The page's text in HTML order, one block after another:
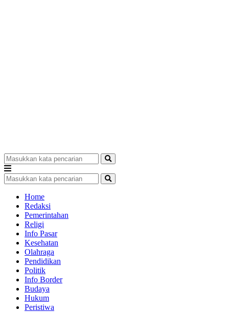
Home
Redaksi
Pemerintahan
Religi
Info Pasar
Kesehatan
Olahraga
Pendidikan
Politik
Info Border
Budaya
Hukum
Peristiwa